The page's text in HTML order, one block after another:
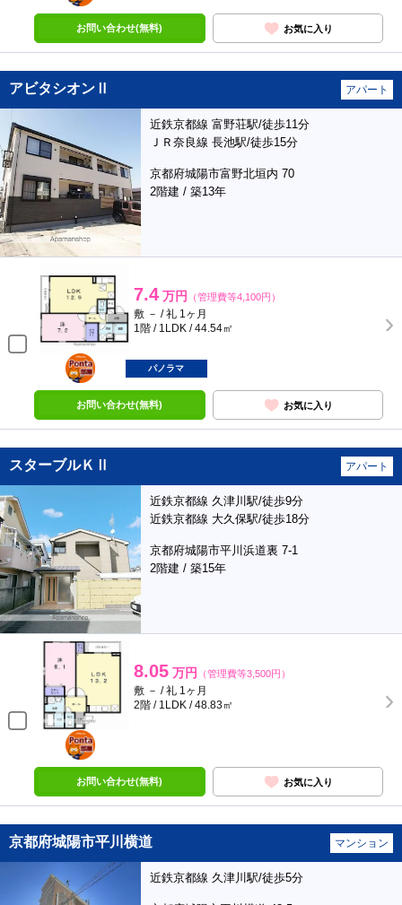
お問い合わせ(無料) お気に入り
アビタシオンⅡ アパート
近鉄京都線 富野荘駅/徒歩11分
ＪＲ奈良線 長池駅/徒歩15分
京都府城陽市富野北垣内 70
2階建 / 築13年
7.4 万円 （管理費等4,100円）
敷 － / 礼 1ヶ月
1階 / 1LDK / 44.54㎡
ポンタ
部屋
パノラマ
お問い合わせ(無料) お気に入り
スターブルＫⅡ アパート
近鉄京都線 久津川駅/徒歩9分
近鉄京都線 大久保駅/徒歩18分
京都府城陽市平川浜道裏 7-1
2階建 / 築15年
8.05 万円 （管理費等3,500円）
敷 － / 礼 1ヶ月
2階 / 1LDK / 48.83㎡
ポンタ
部屋
お問い合わせ(無料) お気に入り
京都府城陽市平川横道 マンション
近鉄京都線 久津川駅/徒歩5分